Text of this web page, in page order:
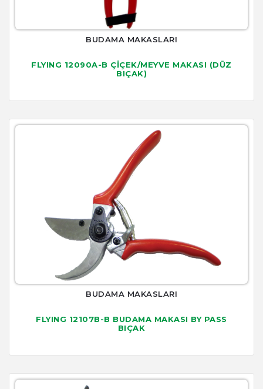
BUDAMA MAKASLARI
FLYING 12090A-B ÇİÇEK/MEYVE MAKASI (DÜZ
BIÇAK)
BUDAMA MAKASLARI
FLYING 12107B-B BUDAMA MAKASI BY PASS
BIÇAK